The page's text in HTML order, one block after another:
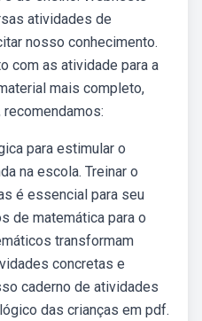
atividades de
nosso conhecimento.
com as atividade para a
mais completo,
para estimular o
na escola. Treinar o
é essencial para seu
de matemática para o
transformam
concretas e
caderno de atividades
das crianças em pdf.